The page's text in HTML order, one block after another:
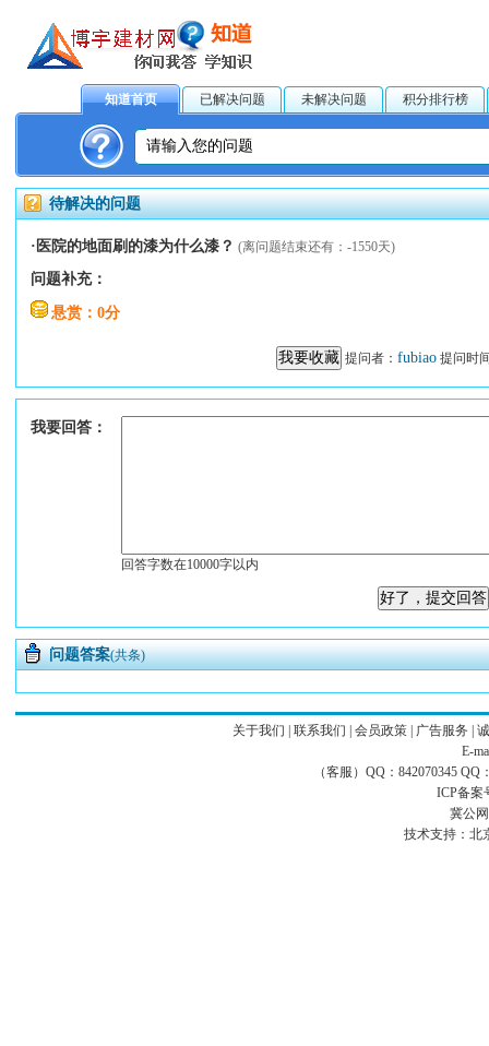
知道首页 已解决问题 未解决问题 积分排行榜
待解决的问题
·医院的地面刷的漆为什么漆？ (离问题结束还有：-1550天)
问题补充：
悬赏：0分
提问者： fubiao 提问时
我要回答：
回答字数在10000字以内
问题答案(共条)
关于我们 联系我们 会员政策| 广告服务
E-
（客服）QQ：842070345 QQ
ICP备案
冀公
技术支持： 北